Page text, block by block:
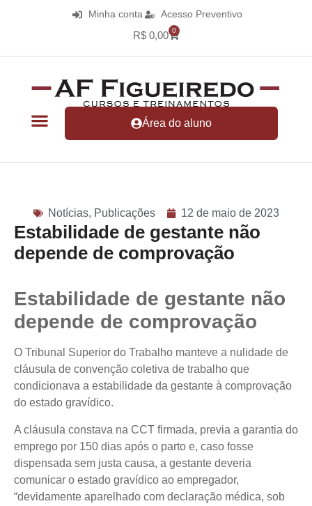
Minha conta Acesso Preventivo
R$ 0,00 0
Área do aluno
Notícias, Publicações 12 de maio de 2023
Estabilidade de gestante não
depende de comprovação
Estabilidade de gestante não
depende de comprovação
O Tribunal Superior do Trabalho manteve a nulidade de
cláusula de convenção coletiva de trabalho que
condicionava a estabilidade da gestante à comprovação
do estado gravídico.
A cláusula constava na CCT firmada, previa a garantia do
emprego por 150 dias após o parto e, caso fosse
dispensada sem justa causa, a gestante deveria
comunicar o estado gravídico ao empregador,
“devidamente aparelhado com declaração médica, sob